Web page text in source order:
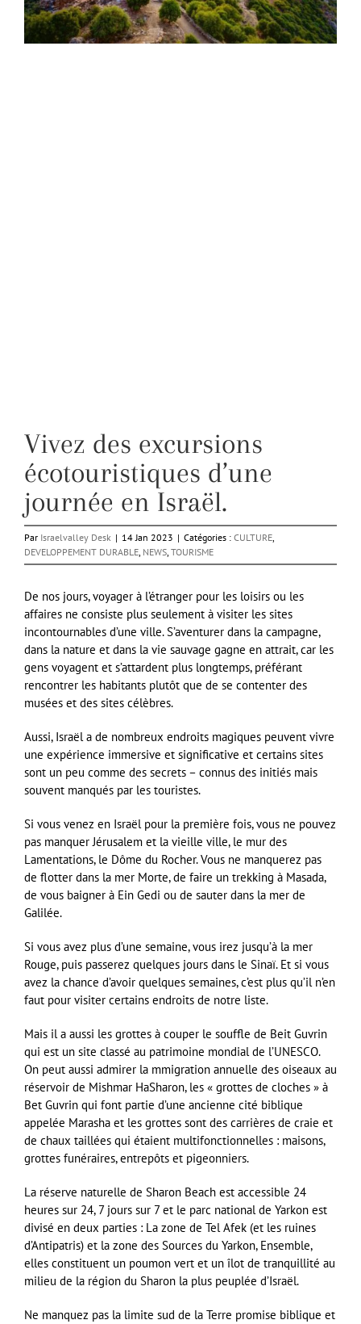
Vivez des excursions
écotouristiques d’une
journée en Israël.
Par Israelvalley Desk | 14 Jan 2023 | Catégories : CULTURE,
DEVELOPPEMENT DURABLE, NEWS, TOURISME
De nos jours, voyager à l’étranger pour les loisirs ou les
affaires ne consiste plus seulement à visiter les sites
incontournables d’une ville. S’aventurer dans la campagne,
dans la nature et dans la vie sauvage gagne en attrait, car les
gens voyagent et s’attardent plus longtemps, préférant
rencontrer les habitants plutôt que de se contenter des
musées et des sites célèbres.
Aussi, Israël a de nombreux endroits magiques peuvent vivre
une expérience immersive et significative et certains sites
sont un peu comme des secrets – connus des initiés mais
souvent manqués par les touristes.
Si vous venez en Israël pour la première fois, vous ne pouvez
pas manquer Jérusalem et la vieille ville, le mur des
Lamentations, le Dôme du Rocher. Vous ne manquerez pas
de flotter dans la mer Morte, de faire un trekking à Masada,
de vous baigner à Ein Gedi ou de sauter dans la mer de
Galilée.
Si vous avez plus d’une semaine, vous irez jusqu’à la mer
Rouge, puis passerez quelques jours dans le Sinaï. Et si vous
avez la chance d’avoir quelques semaines, c’est plus qu’il n’en
faut pour visiter certains endroits de notre liste.
Mais il a aussi les grottes à couper le souffle de Beit Guvrin
qui est un site classé au patrimoine mondial de l’UNESCO.
On peut aussi admirer la mmigration annuelle des oiseaux au
réservoir de Mishmar HaSharon, les « grottes de cloches » à
Bet Guvrin qui font partie d’une ancienne cité biblique
appelée Marasha et les grottes sont des carrières de craie et
de chaux taillées qui étaient multifonctionnelles : maisons,
grottes funéraires, entrepôts et pigeonniers.
La réserve naturelle de Sharon Beach est accessible 24
heures sur 24, 7 jours sur 7 et le parc national de Yarkon est
divisé en deux parties : La zone de Tel Afek (et les ruines
d’Antipatris) et la zone des Sources du Yarkon, Ensemble,
elles constituent un poumon vert et un îlot de tranquillité au
milieu de la région du Sharon la plus peuplée d’Israël.
Ne manquez pas la limite sud de la Terre promise biblique et